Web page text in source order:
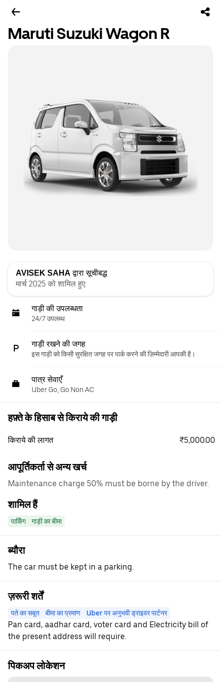
Maruti Suzuki Wagon R
AVISEK SAHA द्वारा सूचीबद्ध
मार्च 2025 को शामिल हुए
गाड़ी की उपलब्धता
24/7 उपलब्ध
गाड़ी रखने की जगह
इस गाड़ी को किसी सुरक्षित जगह पर पार्क करने की ज़िम्मेदारी आपकी है।
पात्र सेवाएँ
Uber Go, Go Non AC
हफ़्ते के हिसाब से किराये की गाड़ी
किराये की लागत ₹5,000.00
आपूर्तिकर्ता से अन्य खर्च
Maintenance charge 50% must be borne by the driver.
शामिल हैं
पार्किंग गाड़ी का बीमा
ब्यौरा
The car must be kept in a parking.
ज़रूरी शर्तें
पते का सबूत बीमा का प्रमाण Uber पर अनुभवी ड्राइवर पार्टनर
Pan card, aadhar card, voter card and Electricity bill of
the present address will require.
पिकअप लोकेशन